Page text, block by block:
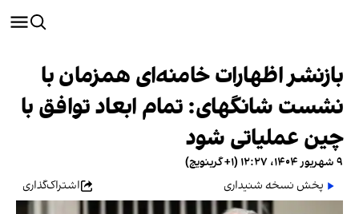
بازنشر اظهارات خامنه‌ای همزمان با
نشست شانگهای: تمام ابعاد توافق با
چین عملیاتی شود
۹ شهریور ۱۴۰۴، ۱۲:۲۷ (‎+۱ گرینویچ)
پخش نسخه شنیداری
اشتراک‌گذاری